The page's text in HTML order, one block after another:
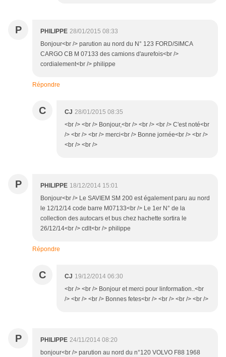
P PHILIPPE 28/01/2015 08:33
Bonjour<br /> parution au nord du N° 123 FORD/SIMCA
CARGO CB M 07133 des camions d'aurefois<br />
cordialement<br /> philippe
Répondre
C CJ 28/01/2015 08:35
<br /> <br /> Bonjour,<br /> <br /> <br /> C'est noté<br
/> <br /> <br /> merci<br /> Bonne jornée<br /> <br />
<br /> <br />
P PHILIPPE 18/12/2014 15:01
Bonjour<br /> Le SAVIEM SM 200 est également paru au nord
le 12/12/14 code barre M07133<br /> Le 1er N° de la
collection des autocars et bus chez hachette sortira le
26/12/14<br /> cdlt<br /> philippe
Répondre
C CJ 19/12/2014 06:30
<br /> <br /> Bonjour et merci pour linformation..<br
/> <br /> <br /> Bonnes fetes<br /> <br /> <br /> <br />
P PHILIPPE 24/11/2014 08:20
bonjour<br /> parution au nord du n°120 VOLVO F88 1968